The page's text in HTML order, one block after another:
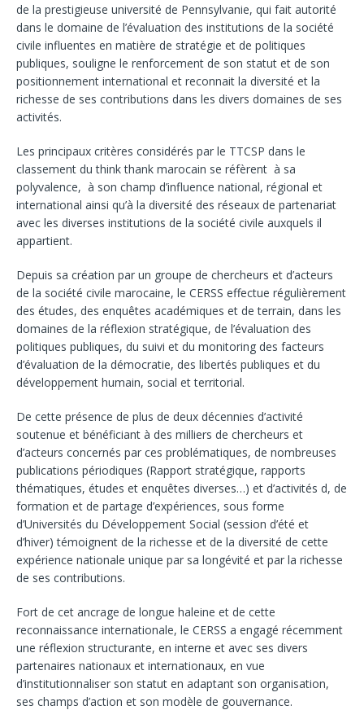
de la prestigieuse université de Pennsylvanie, qui fait autorité
dans le domaine de l’évaluation des institutions de la société
civile influentes en matière de stratégie et de politiques
publiques, souligne le renforcement de son statut et de son
positionnement international et reconnait la diversité et la
richesse de ses contributions dans les divers domaines de ses
activités.
Les principaux critères considérés par le TTCSP dans le
classement du think thank marocain se réfèrent à sa
polyvalence, à son champ d’influence national, régional et
international ainsi qu’à la diversité des réseaux de partenariat
avec les diverses institutions de la société civile auxquels il
appartient.
Depuis sa création par un groupe de chercheurs et d’acteurs
de la société civile marocaine, le CERSS effectue régulièrement
des études, des enquêtes académiques et de terrain, dans les
domaines de la réflexion stratégique, de l’évaluation des
politiques publiques, du suivi et du monitoring des facteurs
d’évaluation de la démocratie, des libertés publiques et du
développement humain, social et territorial.
De cette présence de plus de deux décennies d’activité
soutenue et bénéficiant à des milliers de chercheurs et
d’acteurs concernés par ces problématiques, de nombreuses
publications périodiques (Rapport stratégique, rapports
thématiques, études et enquêtes diverses…) et d’activités d, de
formation et de partage d’expériences, sous forme
d’Universités du Développement Social (session d’été et
d’hiver) témoignent de la richesse et de la diversité de cette
expérience nationale unique par sa longévité et par la richesse
de ses contributions.
Fort de cet ancrage de longue haleine et de cette
reconnaissance internationale, le CERSS a engagé récemment
une réflexion structurante, en interne et avec ses divers
partenaires nationaux et internationaux, en vue
d’institutionnaliser son statut en adaptant son organisation,
ses champs d’action et son modèle de gouvernance.